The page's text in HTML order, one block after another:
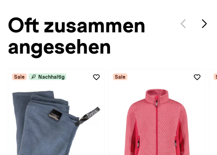
Oft zusammen
angesehen
Sale Nachhaltig Sale